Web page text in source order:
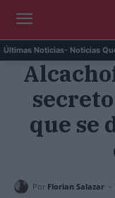
Últimas Noticias- Noticias
Eclipse solar en
que se
Por Florian Salazar -